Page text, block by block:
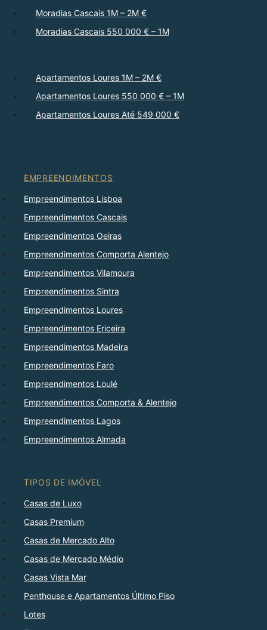
Moradias Cascais 1M – 2M €
Moradias Cascais 550 000 € – 1M
Apartamentos Loures 1M – 2M €
Apartamentos Loures 550 000 € – 1M
Apartamentos Loures Até 549 000 €
EMPREENDIMENTOS
Empreendimentos Lisboa
Empreendimentos Cascais
Empreendimentos Oeiras
Empreendimentos Comporta Alentejo
Empreendimentos Vilamoura
Empreendimentos Sintra
Empreendimentos Loures
Empreendimentos Ericeira
Empreendimentos Madeira
Empreendimentos Faro
Empreendimentos Loulé
Empreendimentos Comporta & Alentejo
Empreendimentos Lagos
Empreendimentos Almada
TIPOS DE IMÓVEL
Casas de Luxo
Casas Premium
Casas de Mercado Alto
Casas de Mercado Médio
Casas Vista Mar
Penthouse e Apartamentos Último Piso
Lotes